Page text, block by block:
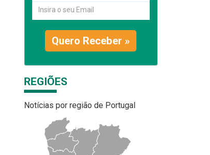
Quero Receber »
REGIÕES
Notícias por região de Portugal